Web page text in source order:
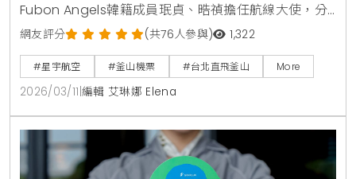
Fubon Angels韓籍成員珉貞、晧禎擔任航線大使，分
享廣安里、白淺灘文化村等私房景點與在地美食。立即
參加《打包行李・出發釜山》互動活動，即有機會抽中
釜山來回機票 。
網友評分 (共76人參與) 1,322
#星宇航空 #釜山機票 #台北直飛釜山 More
2026/03/11 編輯 艾琳娜 Elena